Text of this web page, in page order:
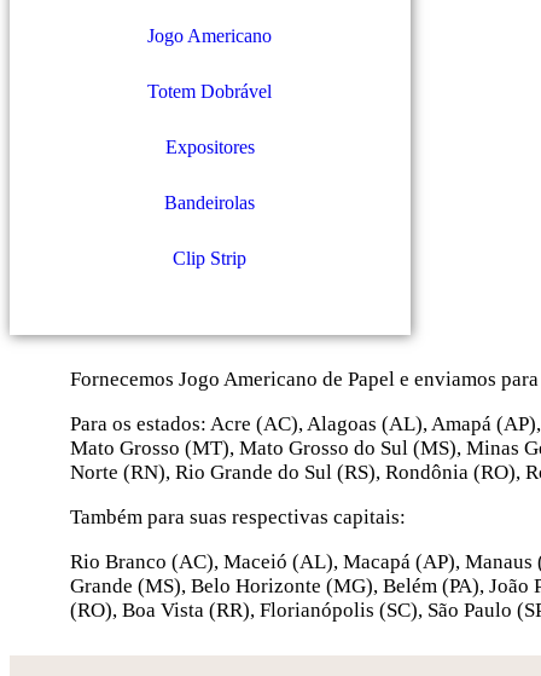
Jogo Americano
Totem Dobrável
Expositores
Bandeirolas
Clip Strip
Fornecemos Jogo Americano de Papel e enviamos
Para os estados: Acre (AC), Alagoas (AL), Amapá
Mato Grosso (MT), Mato Grosso do Sul (MS), Minas
Norte (RN), Rio Grande do Sul (RS), Rondônia (RO),
Também para suas respectivas capitais:
Rio Branco (AC), Maceió (AL), Macapá (AP),
Grande (MS), Belo Horizonte (MG), Belém (PA), João
(RO), Boa Vista (RR), Florianópolis (SC), São Paulo